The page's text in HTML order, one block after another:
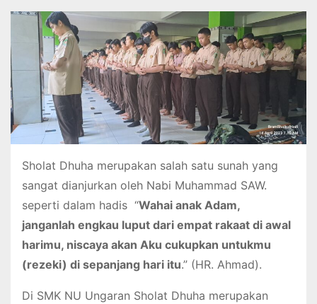
Sholat Dhuha merupakan salah satu sunah yang
sangat dianjurkan oleh Nabi Muhammad SAW.
seperti dalam hadis “Wahai anak Adam,
janganlah engkau luput dari empat rakaat di awal
harimu, niscaya akan Aku cukupkan untukmu
(rezeki) di sepanjang hari itu.” (HR. Ahmad).
Di SMK NU Ungaran Sholat Dhuha merupakan